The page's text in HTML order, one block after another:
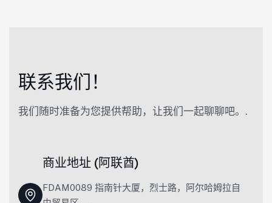
联系我们 ！
我们随时准备为您提供帮助，让我们一起聊聊吧。.
商业地址 (阿联酋)
FDAM0089 指南针大厦，烈士路，阿尔哈姆拉自